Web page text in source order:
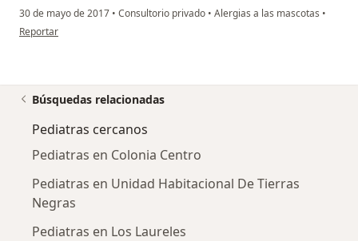
30 de mayo de 2017 • Consultorio privado • Alergias a las mascotas •
en opinión del usuario usuario
Reportar
Búsquedas relacionadas
Pediatras cercanos
Pediatras en Colonia Centro
Pediatras en Unidad Habitacional De Tierras
Negras
Pediatras en Los Laureles